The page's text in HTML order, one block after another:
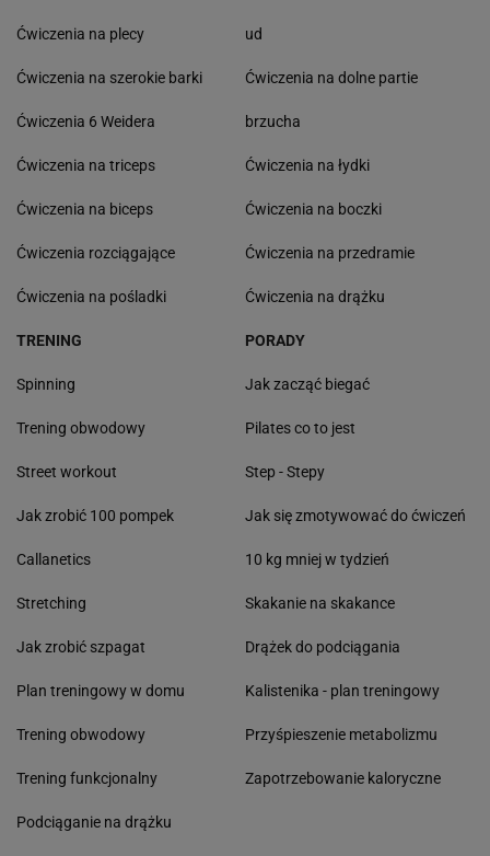
Ćwiczenia na plecy
Ćwiczenia na szerokie barki
Ćwiczenia 6 Weidera
Ćwiczenia na triceps
Ćwiczenia na biceps
Ćwiczenia rozciągające
Ćwiczenia na pośladki
ud
Ćwiczenia na dolne partie
brzucha
Ćwiczenia na łydki
Ćwiczenia na boczki
Ćwiczenia na przedramie
Ćwiczenia na drążku
TRENING
Spinning
Trening obwodowy
Street workout
Jak zrobić 100 pompek
Callanetics
Stretching
Jak zrobić szpagat
Plan treningowy w domu
Trening obwodowy
Trening funkcjonalny
Podciąganie na drążku
PORADY
Jak zacząć biegać
Pilates co to jest
Step - Stepy
Jak się zmotywować do ćwiczeń
10 kg mniej w tydzień
Skakanie na skakance
Drążek do podciągania
Kalistenika - plan treningowy
Przyśpieszenie metabolizmu
Zapotrzebowanie kaloryczne